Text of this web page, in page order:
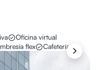
Oficina virtual
flex Cafeterías